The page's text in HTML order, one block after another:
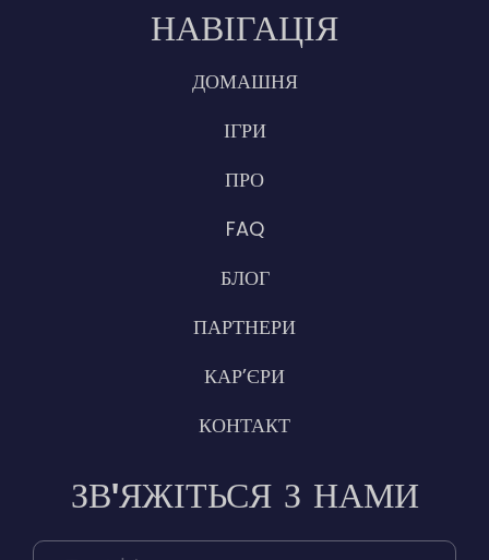
НАВІГАЦІЯ
ДОМАШНЯ
ІГРИ
ПРО
FAQ
БЛОГ
ПАРТНЕРИ
КАР’ЄРИ
КОНТАКТ
ЗВ'ЯЖІТЬСЯ З НАМИ